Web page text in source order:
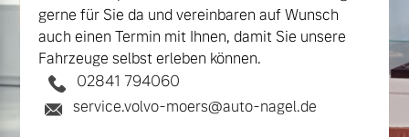
gerne für Sie da und vereinbaren auf Wunsch
auch einen Termin mit Ihnen, damit Sie unsere
Fahrzeuge selbst erleben können.
02841 794060
service.volvo-moers@auto-nagel.de